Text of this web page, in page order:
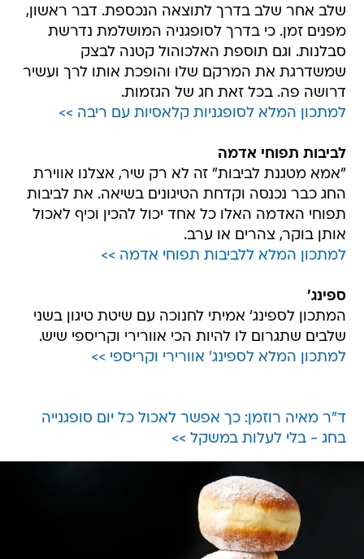
שלב אחר שלב בדרך לתוצאה הנכספת. דבר ראשון,
מפנים זמן. כי בדרך לסופגניה המושלמת נדרשת
סבלנות. וגם תוספת האלכוהול קטנה לבצק
שמשדרגת את המרקם שלו והופכת אותו לרך ועשיר
דרושה פה. בכל זאת חג של הגזמות.
למתכון המלא לסופגניות קלאסיות עם ריבה >>
לביבות תפוחי אדמה
"אמא מטגנת לביבות" זה לא רק שיר, אצלנו אווירת
החג כבר נכנסה וקדחת הטיגונים בשיאה. את לביבות
תפוחי האדמה האלו כל אחד יכול להכין וכיף לאכול
אותן בוקר, צהרים או ערב.
למתכון המלא ללביבות תפוחי אדמה >>
ספינג'
המתכון לספינג' אמיתי לחנוכה עם שיטת טיגון בשני
שלבים שתגרום לו להיות הכי אוורירי וקריספי שיש.
למתכון המלא לספינג' אוורירי וקריספי >>
ד"ר מאיה רוזמן: כך אפשר לאכול כל יום סופגנייה
בחג - בלי לעלות במשקל >>